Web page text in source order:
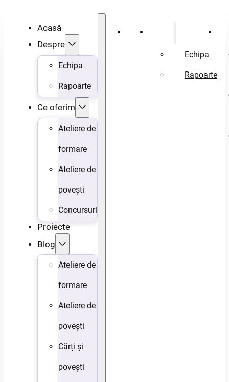
Acasă
Despre
Echipa
Rapoarte
Ce oferim
Ateliere de
formare
Ateliere de
povești
Concursuri
Proiecte
Blog
Ateliere de
formare
Ateliere de
povești
Cărți și
povești
Acasă
Echipa
Rapoarte